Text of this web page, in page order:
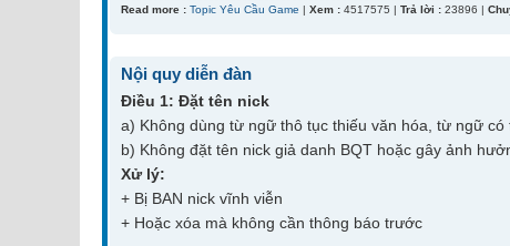
Read more : Topic Yêu Cầu Game | Xem : 4517575 | Trả lời : 23896 |
Nội quy diễn đàn
Điều 1: Đặt tên nick
a) Không dùng từ ngữ thô tục thiếu văn hóa, từ ngữ có
b) Không đặt tên nick giả danh BQT hoặc gây ảnh
Xử lý:
+ Bị BAN nick vĩnh viễn
+ Hoặc xóa mà không cần thông báo trước